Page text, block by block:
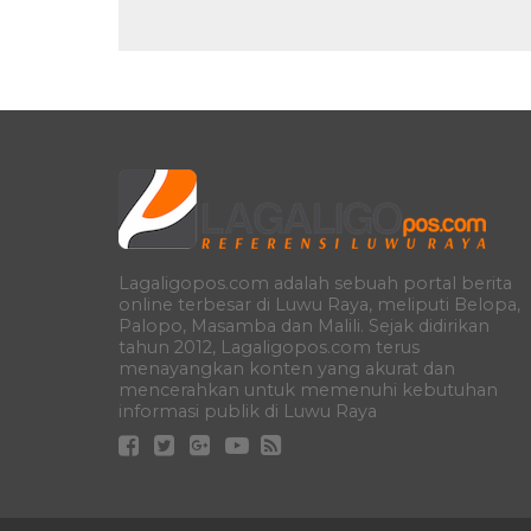
Lagaligopos.com adalah sebuah portal berita
online terbesar di Luwu Raya, meliputi Belopa,
Palopo, Masamba dan Malili. Sejak didirikan
tahun 2012, Lagaligopos.com terus
menayangkan konten yang akurat dan
mencerahkan untuk memenuhi kebutuhan
informasi publik di Luwu Raya